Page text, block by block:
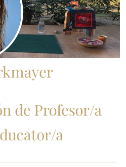
de Profesor/a
a